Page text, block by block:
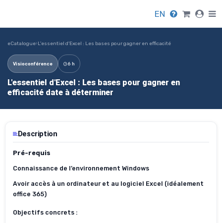
EN
eCatalogue›L'essentiel d'Excel : Les bases pour gagner en efficacité
Visioconférence 6 h
L'essentiel d'Excel : Les bases pour gagner en
efficacité date à déterminer
Description
Pré-requis
Connaissance de l’environnement Windows
Avoir accès à un ordinateur et au logiciel Excel (idéalement
office 365)
Objectifs concrets :